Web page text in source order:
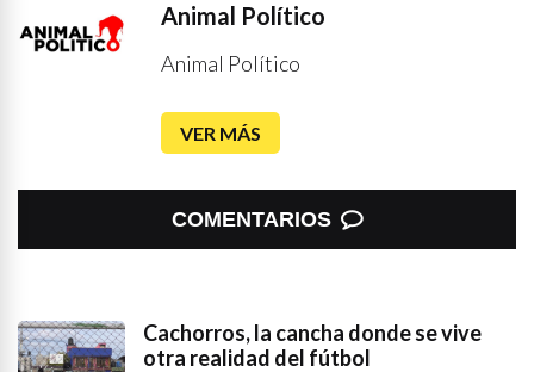
Animal Político
Animal Político
VER MÁS
COMENTARIOS
Cachorros, la cancha donde se vive
otra realidad del fútbol